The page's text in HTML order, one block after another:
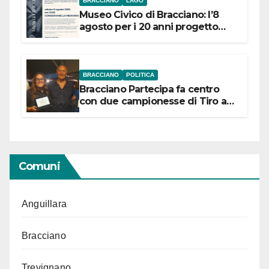
Museo Civico di Bracciano: l’8
agosto per i 20 anni progetto
BRACCIANO POLITICA
Bracciano Partecipa fa centro
con due campionesse di Tiro a
Comuni
Anguillara
Bracciano